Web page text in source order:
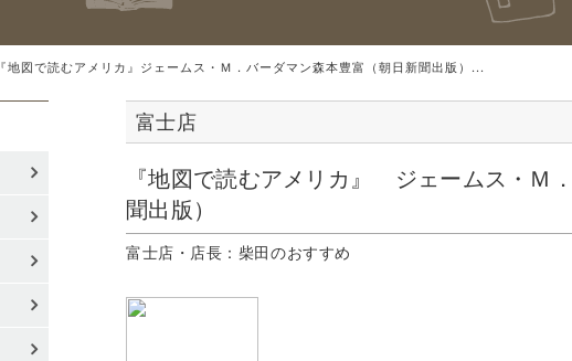
『地図で読むアメリカ』ジェームス・Ｍ．バーダマン森本豊富（朝日新聞出版）...
富士店
『地図で読むアメリカ』 ジェームス・
聞出版）
富士店・店長：柴田のおすすめ